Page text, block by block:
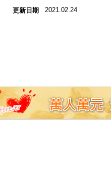
更新日期 2021.02.24